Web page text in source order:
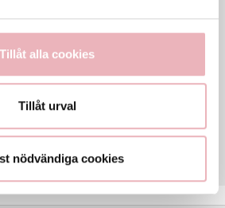
Tillåt alla cookies
Tillåt urval
nödvändiga cookies